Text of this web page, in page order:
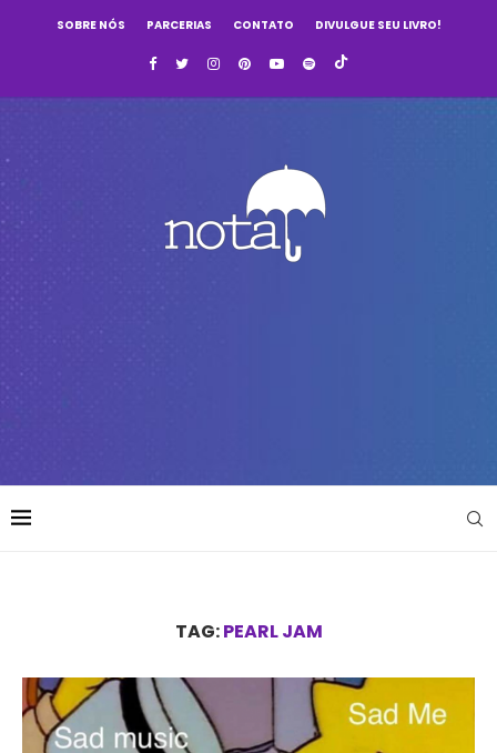
SOBRE NÓS PARCERIAS CONTATO DIVULGUE SEU LIVRO!
TAG:PEARL JAM